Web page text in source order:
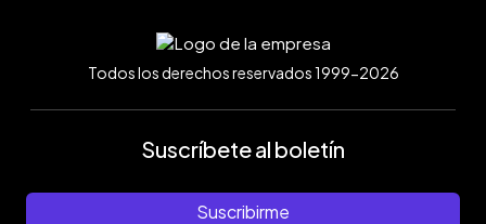
Todos los derechos reservados 1999-2026
Suscríbete al boletín
Suscribirme